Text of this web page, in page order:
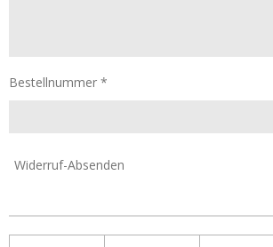
Bestellnummer *
Widerruf-Absenden